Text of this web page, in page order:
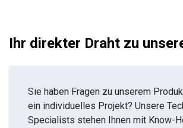
Ihr direkter Draht zu
Sie haben Fragen zu unserem
ein individuelles Projekt? Unsere
Specialists stehen Ihnen mit Know-